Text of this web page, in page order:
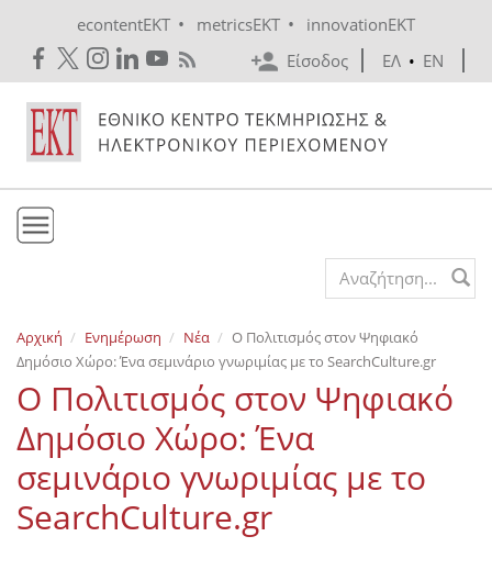
econtentEKT • metricsEKT •
innovationEKT
Είσοδος
ΕΛ • EN
Εκδόσεις
Επικοινωνία
Search form
Αρχική Ενημέρωση Νέα
Ο Πολιτισμός στον Ψηφιακό
Δημόσιο Χώρο: Ένα σεμινάριο γνωριμίας με το SearchCulture.gr
Ο Πολιτισμός στον Ψηφιακό
Δημόσιο Χώρο: Ένα
σεμινάριο γνωριμίας με το
SearchCulture.gr